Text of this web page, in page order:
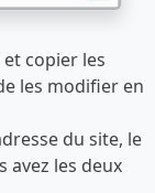
copier les
les modifier en
du site, le
avez les deux